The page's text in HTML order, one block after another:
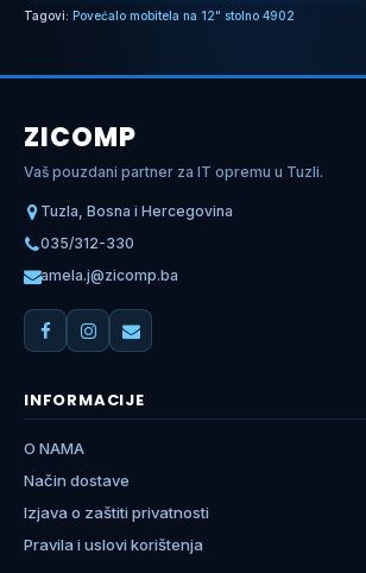
Tagovi: Povećalo mobitela na 12" stolno 4902
ZICOMP
Vaš pouzdani partner za IT opremu u Tuzli.
Tuzla, Bosna i Hercegovina
035/312-330
amela.j@zicomp.ba
INFORMACIJE
O NAMA
Način dostave
Izjava o zaštiti privatnosti
Pravila i uslovi korištenja